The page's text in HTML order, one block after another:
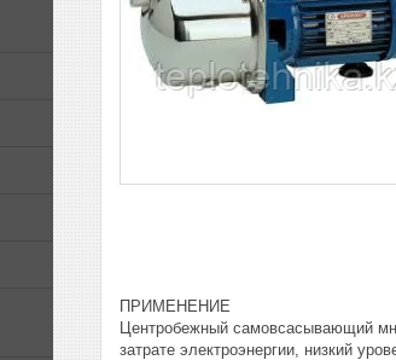
ПРИМЕНЕНИЕ
Центробежный самовсасывающий
затрате электроэнергии, низкий